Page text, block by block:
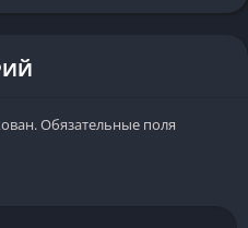
Обязательные поля